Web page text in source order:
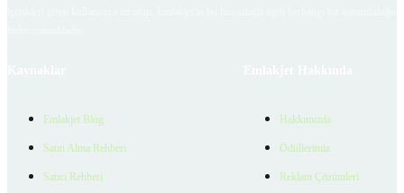
Emlakjet Blog
Satın Alma Rehberi
Satıcı Rehberi
Hakkımızda
Ödüllerimiz
Reklam Çözümleri